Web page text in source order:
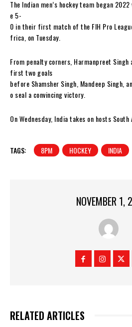
The Indian men’s hockey team began
e 5-
0 in their first match of the FIH Pro
frica, on Tuesday.
From penalty corners, Harmanpreet Singh
first two goals
before Shamsher Singh, Mandeep Singh,
o seal a convincing victory.
On Wednesday, India takes on hosts
TAGS: 8PM HOCKEY INDIA
NOVEMBER 1,
RELATED ARTICLES